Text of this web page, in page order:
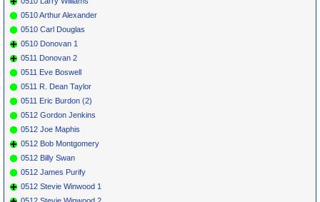
0510 Arthur Alexander
0510 Carl Douglas
0510 Donovan 1
0511 Donovan 2
0511 Eve Boswell
0511 R. Dean Taylor
0511 Eric Burdon (2)
0512 Gordon Jenkins
0512 Joe Maphis
0512 Bob Montgomery
0512 Billy Swan
0512 James Purify
0512 Stevie Winwood 1